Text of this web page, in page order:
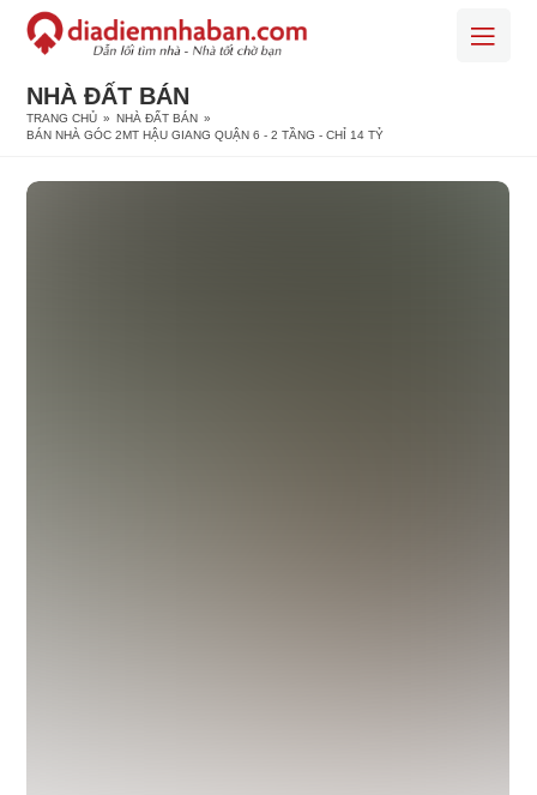
NHÀ ĐẤT BÁN
TRANG CHỦ » NHÀ ĐẤT BÁN »
BÁN NHÀ GÓC 2MT HẬU GIANG QUẬN 6 - 2 TẦNG - CHỈ 14 TỶ